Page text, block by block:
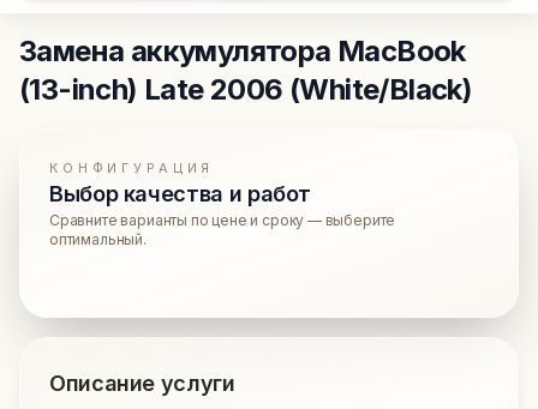
Замена аккумулятора MacBook
(13-inch) Late 2006 (White/Black)
КОНФИГУРАЦИЯ
Выбор качества и работ
Сравните варианты по цене и сроку — выберите
оптимальный.
Описание услуги